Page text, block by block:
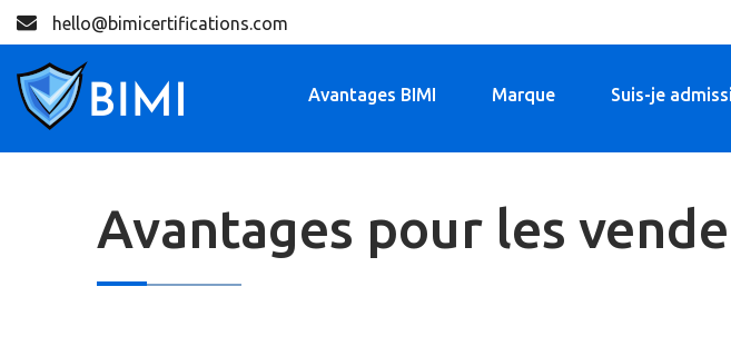
hello@bimicertifications.com
Avantages BIMI Marque Suis-je
Avantages pour les